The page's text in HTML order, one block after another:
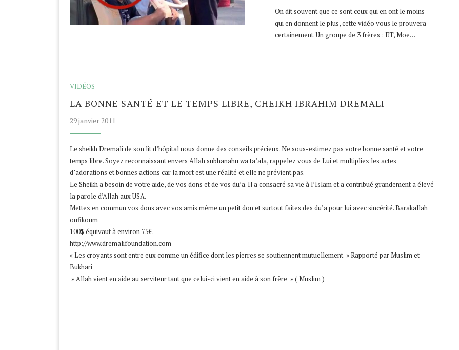
On dit souvent que ce sont ceux qui en ont le moins
qui en donnent le plus, cette vidéo vous le prouvera
certainement. Un groupe de 3 frères : ET, Moe…
VIDÉOS
LA BONNE SANTÉ ET LE TEMPS LIBRE, CHEIKH IBRAHIM DREMALI
29 janvier 2011
Le sheikh Dremali de son lit d’hôpital nous donne des conseils précieux. Ne sous-estimez pas votre bonne santé et votre
temps libre. Soyez reconnaissant envers Allah subhanahu wa ta’ala, rappelez vous de Lui et multipliez les actes
d’adorations et bonnes actions car la mort est une réalité et elle ne prévient pas.
Le Sheikh a besoin de votre aide, de vos dons et de vos du’a. Il a consacré sa vie à l’Islam et a contribué grandement a élevé
la parole d’Allah aux USA.
Mettez en commun vos dons avec vos amis même un petit don et surtout faites des du’a pour lui avec sincérité. Barakallah
oufikoum
100$ équivaut à environ 75€.
http://www.dremalifoundation.com
« Les croyants sont entre eux comme un édifice dont les pierres se soutiennent mutuellement » Rapporté par Muslim et
Bukhari
» Allah vient en aide au serviteur tant que celui-ci vient en aide à son frère » ( Muslim )